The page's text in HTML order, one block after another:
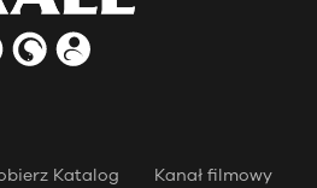
Katalog
Kanał filmowy